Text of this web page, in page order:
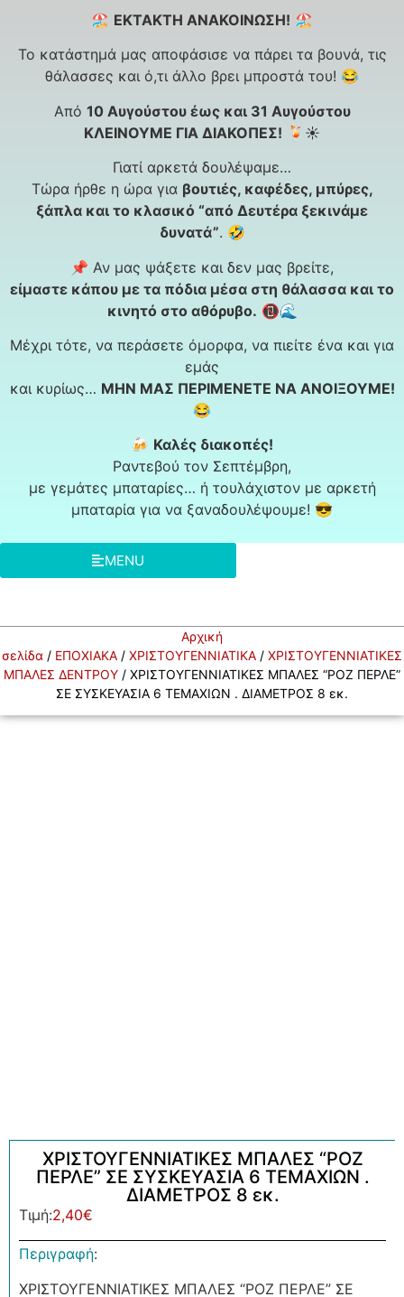
🏖️ ΕΚΤΑΚΤΗ ΑΝΑΚΟΙΝΩΣΗ! 🏖️
Το κατάστημά μας αποφάσισε να πάρει τα βουνά, τις
θάλασσες και ό,τι άλλο βρει μπροστά του! 😂
Από 10 Αυγούστου έως και 31 Αυγούστου
ΚΛΕΙΝΟΥΜΕ ΓΙΑ ΔΙΑΚΟΠΕΣ! 🍹☀️
Γιατί αρκετά δουλέψαμε…
Τώρα ήρθε η ώρα για βουτιές, καφέδες, μπύρες,
ξάπλα και το κλασικό “από Δευτέρα ξεκινάμε
δυνατά”. 🤣
📌 Αν μας ψάξετε και δεν μας βρείτε,
είμαστε κάπου με τα πόδια μέσα στη θάλασσα και το
κινητό στο αθόρυβο. 📵🌊
Μέχρι τότε, να περάσετε όμορφα, να πιείτε ένα και για
εμάς
και κυρίως… ΜΗΝ ΜΑΣ ΠΕΡΙΜΕΝΕΤΕ ΝΑ ΑΝΟΙΞΟΥΜΕ!
😂
🍻 Καλές διακοπές!
Ραντεβού τον Σεπτέμβρη,
με γεμάτες μπαταρίες… ή τουλάχιστον με αρκετή
μπαταρία για να ξαναδουλέψουμε! 😎
MENU
Αρχική
σελίδα / ΕΠΟΧΙΑΚΑ / ΧΡΙΣΤΟΥΓΕΝΝΙΑΤΙΚΑ / ΧΡΙΣΤΟΥΓΕΝΝΙΑΤΙΚΕΣ
ΜΠΑΛΕΣ ΔΕΝΤΡΟΥ / ΧΡΙΣΤΟΥΓΕΝΝΙΑΤΙΚΕΣ ΜΠΑΛΕΣ “ΡΟΖ ΠΕΡΛΕ”
ΣΕ ΣΥΣΚΕΥΑΣΙΑ 6 ΤΕΜΑΧΙΩΝ . ΔΙΑΜΕΤΡΟΣ 8 εκ.
ΧΡΙΣΤΟΥΓΕΝΝΙΑΤΙΚΕΣ ΜΠΑΛΕΣ “ΡΟΖ
ΠΕΡΛΕ” ΣΕ ΣΥΣΚΕΥΑΣΙΑ 6 ΤΕΜΑΧΙΩΝ .
ΔΙΑΜΕΤΡΟΣ 8 εκ.
Τιμή:2,40€
Περιγραφή:
ΧΡΙΣΤΟΥΓΕΝΝΙΑΤΙΚΕΣ ΜΠΑΛΕΣ “ΡΟΖ ΠΕΡΛΕ” ΣΕ